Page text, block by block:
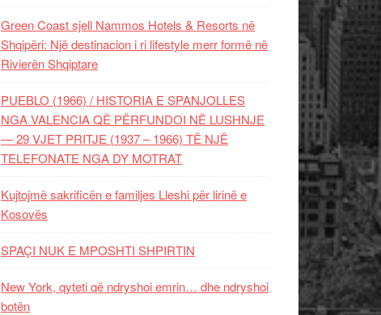
Green Coast sjell Nammos Hotels & Resorts në
Shqipëri: Një destinacion i ri lifestyle merr formë në
Rivierën Shqiptare
PUEBLO (1966) / HISTORIA E SPANJOLLES
NGA VALENCIA QË PËRFUNDOI NË LUSHNJE
— 29 VJET PRITJE (1937 – 1966) TË NJË
TELEFONATE NGA DY MOTRAT
Kujtojmë sakrificën e familjes Lleshi për lirinë e
Kosovës
SPAÇI NUK E MPOSHTI SHPIRTIN
New York, qyteti që ndryshoi emrin… dhe ndryshoi
botën